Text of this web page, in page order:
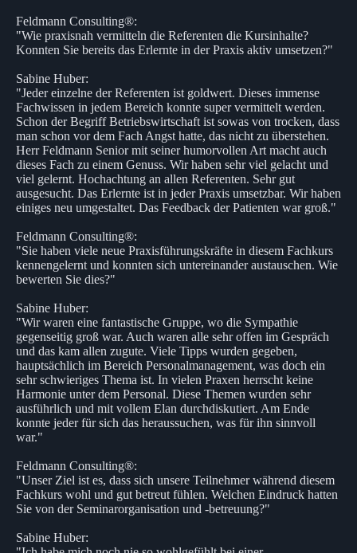
Feldmann Consulting®:
"Wie praxisnah vermitteln die Referenten die Kursinhalte?
Konnten Sie bereits das Erlernte in der Praxis aktiv umsetzen?"
Sabine Huber:
"Jeder einzelne der Referenten ist goldwert. Dieses immense
Fachwissen in jedem Bereich konnte super vermittelt werden.
Schon der Begriff Betriebswirtschaft ist sowas von trocken, dass
man schon vor dem Fach Angst hatte, das nicht zu überstehen.
Herr Feldmann Senior mit seiner humorvollen Art macht auch
dieses Fach zu einem Genuss. Wir haben sehr viel gelacht und
viel gelernt. Hochachtung an allen Referenten. Sehr gut
ausgesucht. Das Erlernte ist in jeder Praxis umsetzbar. Wir haben
einiges neu umgestaltet. Das Feedback der Patienten war groß."
Feldmann Consulting®:
"Sie haben viele neue Praxisführungskräfte in diesem Fachkurs
kennengelernt und konnten sich untereinander austauschen. Wie
bewerten Sie dies?"
Sabine Huber:
"Wir waren eine fantastische Gruppe, wo die Sympathie
gegenseitig groß war. Auch waren alle sehr offen im Gespräch
und das kam allen zugute. Viele Tipps wurden gegeben,
hauptsächlich im Bereich Personalmanagement, was doch ein
sehr schwieriges Thema ist. In vielen Praxen herrscht keine
Harmonie unter dem Personal. Diese Themen wurden sehr
ausführlich und mit vollem Elan durchdiskutiert. Am Ende
konnte jeder für sich das heraussuchen, was für ihn sinnvoll
war."
Feldmann Consulting®:
"Unser Ziel ist es, dass sich unsere Teilnehmer während diesem
Fachkurs wohl und gut betreut fühlen. Welchen Eindruck hatten
Sie von der Seminarorganisation und -betreuung?"
Sabine Huber: